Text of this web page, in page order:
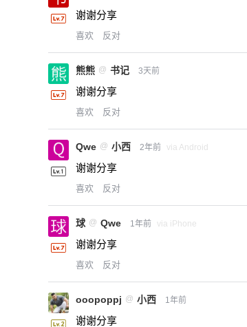
谢谢分享
喜欢 反对
熊熊 @ 书记 3天前
谢谢分享
喜欢 反对
Qwe @ 小西 2年前 via Android
谢谢分享
喜欢 反对
球 @ Qwe 1年前 via iPhone
谢谢分享
喜欢 反对
ooopoppj @ 小西 1年前
谢谢分享